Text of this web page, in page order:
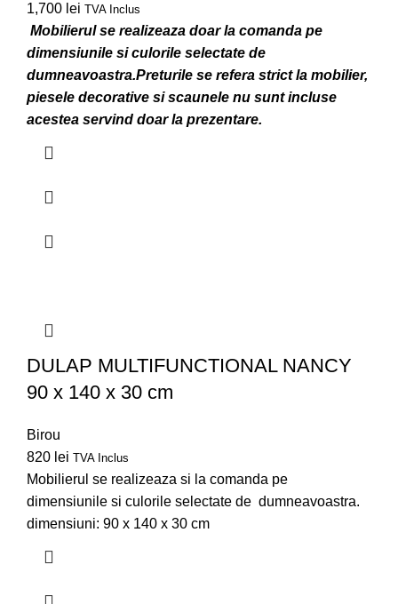
1,700 lei TVA Inclus
Mobilierul se realizeaza doar la comanda pe
dimensiunile si culorile selectate de
dumneavoastra.Preturile se refera strict la mobilier,
piesele decorative si scaunele nu sunt incluse
acestea servind doar la prezentare.
DULAP MULTIFUNCTIONAL NANCY
90 x 140 x 30 cm
Birou
820 lei TVA Inclus
Mobilierul se realizeaza si la comanda pe
dimensiunile si culorile selectate de dumneavoastra.
dimensiuni: 90 x 140 x 30 cm